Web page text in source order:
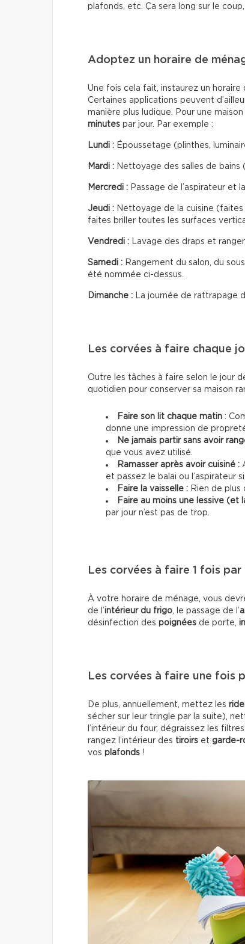
plafonds, etc. Ça sera long sur le
Adoptez un horaire de
Une fois cela fait, instaurez un
Certaines applications peuvent
manière plus ludique. Pour une
minutes par jour. Par exemple :
Lundi : Époussetage (plinthes,
Mardi : Nettoyage des salles de
Mercredi : Passage de l’aspirateur et
Jeudi : Nettoyage de la cuisine
faites briller toutes les surfaces
Vendredi : Lavage des draps et
Samedi : Rangement du salon, du
été nommée ci-dessus.
Dimanche : La journée de rattrapage
Les corvées à faire chaque
Outre les tâches à faire selon le jour
quotidien pour conserver sa maison
Faire son lit chaque matin :
donne une impression de
Ne jamais partir sans avoir
que vous avez utilisé.
Ramasser après avoir cuisiné :
et passez le balai ou l’aspirateur
Faire la vaisselle : Rien de plus
Faire au moins une lessive (et
par jour n’est pas de trop.
Les corvées à faire 1 fois par
À votre horaire de ménage, vous
de l’intérieur du frigo, le passage de l’
désinfection des poignées de porte,
Les corvées à faire une fois
De plus, annuellement, mettez les
sécher sur leur tringle par la suite),
l’intérieur du four, dégraissez les
rangez l’intérieur des tiroirs et garde-
vos plafonds !